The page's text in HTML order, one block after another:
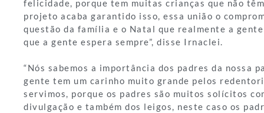
felicidade, porque tem muitas crianças que não
projeto acaba garantido isso, essa união o
questão da família e o Natal que realmente a
que a gente espera sempre”, disse Irnaclei.
“Nós sabemos a importância dos padres da nossa
gente tem um carinho muito grande pelos
servimos, porque os padres são muitos solícitos
divulgação e também dos leigos, neste caso os